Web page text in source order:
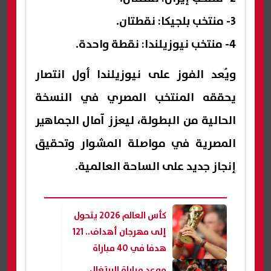
3- منتخب بلجيكا: نقطتان.
4- منتخب نيوزيلندا: نقطة واحدة.
ويُعد الفوز على نيوزيلندا أول انتصار
يحققه المنتخب المصري في النسخة
الحالية من البطولة، ليعزز آمال الجماهير
المصرية في مواصلة المشوار وتحقيق
إنجاز جديد على الساحة العالمية.
كأس العالم 2026 يتحول
إلى مهرجان أهداف.. 121
هدفا في 40 مباراة